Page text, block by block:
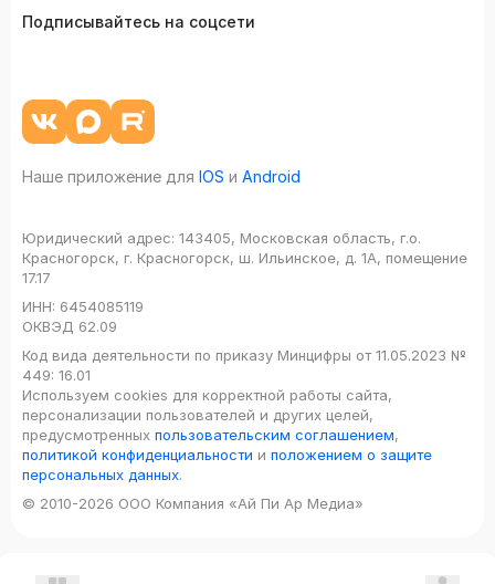
Подписывайтесь на соцсети
Наше приложение для IOS и Android
Юридический адрес: 143405, Московская область, г.о.
Красногорск, г. Красногорск, ш. Ильинское, д. 1А, помещение
17.17
ИНН: 6454085119
ОКВЭД 62.09
Код вида деятельности по приказу Минцифры от 11.05.2023 №
449: 16.01
Используем cookies для корректной работы сайта,
персонализации пользователей и других целей,
предусмотренных пользовательским соглашением,
политикой конфиденциальности и положением о защите
персональных данных.
© 2010-2026 ООО Компания «Ай Пи Ар Медиа»